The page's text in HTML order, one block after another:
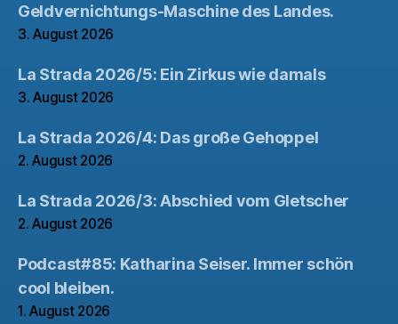
Geldvernichtungs-Maschine des Landes.
3. August 2026
La Strada 2026/5: Ein Zirkus wie damals
3. August 2026
La Strada 2026/4: Das große Gehoppel
2. August 2026
La Strada 2026/3: Abschied vom Gletscher
2. August 2026
Podcast#85: Katharina Seiser. Immer schön
cool bleiben.
1. August 2026